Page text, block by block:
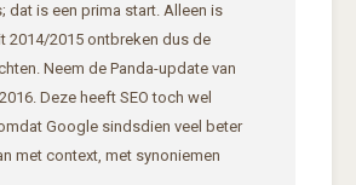
dat is een prima start. Alleen is
2014/2015 ontbreken dus de
Neem de Panda-update van
Deze heeft SEO toch wel
Google sindsdien veel beter
met context, met synoniemen